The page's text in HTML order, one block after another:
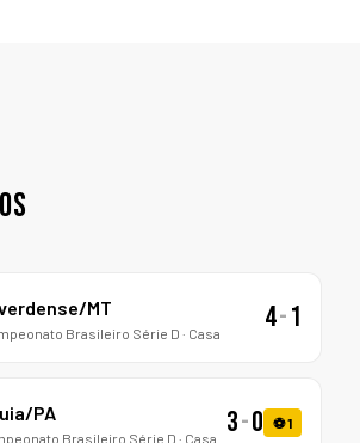
MT
Brasileiro Série D · Casa 4-1
PA
Brasileiro Série D · Casa 3-0 ⚽ 1